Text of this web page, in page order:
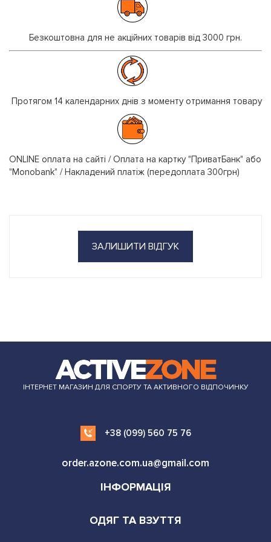
Безкоштовна для не акційних товарів від 3000 грн.
Протягом 14 календарних днів з моменту отримання товару
ONLINE оплата на сайті / Оплата на картку "ПриватБанк" або
"Monobank" / Накладений платіж (передоплата 300грн)
ЗАЛИШИТИ ВІДГУК
ІНТЕРНЕТ МАГАЗИН ДЛЯ СПОРТУ ТА АКТИВНОГО ВІДПОЧИНКУ
+38 (099) 560 75 76
order.azone.com.ua@gmail.com
ІНФОРМАЦІЯ
ОДЯГ ТА ВЗУТТЯ